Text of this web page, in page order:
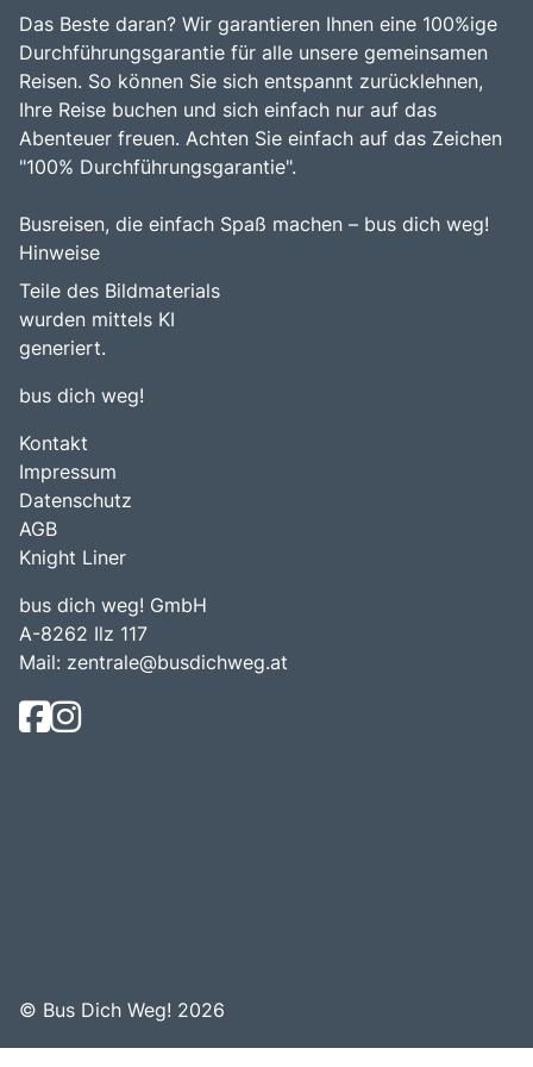
Das Beste daran? Wir garantieren Ihnen eine 100%ige
Durchführungsgarantie für alle unsere gemeinsamen
Reisen. So können Sie sich entspannt zurücklehnen,
Ihre Reise buchen und sich einfach nur auf das
Abenteuer freuen. Achten Sie einfach auf das Zeichen
"100% Durchführungsgarantie".
Busreisen, die einfach Spaß machen – bus dich weg!
Hinweise
Teile des Bildmaterials
wurden mittels KI
generiert.
bus dich weg!
Kontakt
Impressum
Datenschutz
AGB
Knight Liner
bus dich weg! GmbH
A-8262 Ilz 117
Mail: zentrale@busdichweg.at
© Bus Dich Weg! 2026